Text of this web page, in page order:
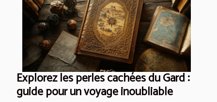
Explorez les perles cachées du Gard :
guide pour un voyage inoubliable